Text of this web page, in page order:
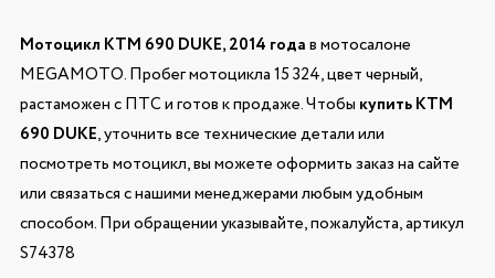
Мотоцикл KTM 690 DUKE, 2014 годав мотосалоне
MEGAMOTO. Пробег мотоцикла 15 324, цвет черный,
растаможен с ПТС и готов к продаже. Чтобы купить KTM
690 DUKE, уточнить все технические детали или
посмотреть мотоцикл, вы можете оформить заказ на сайте
или связаться с нашими менеджерами любым удобным
способом. При обращении указывайте, пожалуйста, артикул
S74378